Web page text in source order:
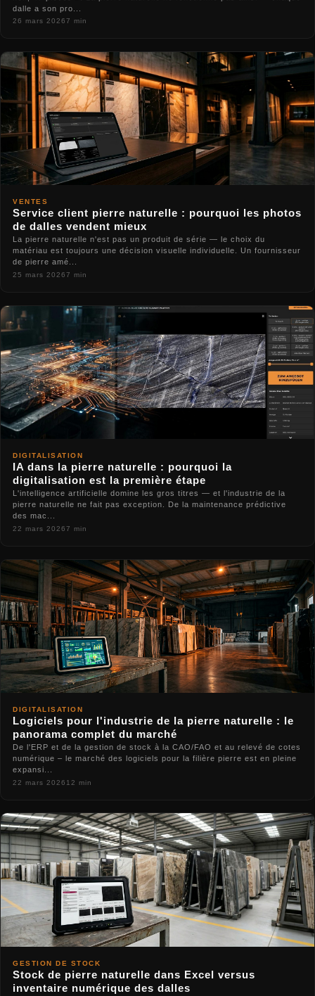
dalle a son pro...
26 mars 20267 min
VENTES
Service client pierre naturelle : pourquoi les photos
de dalles vendent mieux
La pierre naturelle n'est pas un produit de série — le choix du
matériau est toujours une décision visuelle individuelle. Un fournisseur
de pierre amé...
25 mars 20267 min
DIGITALISATION
IA dans la pierre naturelle : pourquoi la
digitalisation est la première étape
L'intelligence artificielle domine les gros titres — et l'industrie de la
pierre naturelle ne fait pas exception. De la maintenance prédictive
des mac...
22 mars 20267 min
DIGITALISATION
Logiciels pour l'industrie de la pierre naturelle : le
panorama complet du marché
De l'ERP et de la gestion de stock à la CAO/FAO et au relevé de cotes
numérique – le marché des logiciels pour la filière pierre est en pleine
expansi...
22 mars 2026 12 min
GESTION DE STOCK
Stock de pierre naturelle dans Excel versus
inventaire numérique des dalles